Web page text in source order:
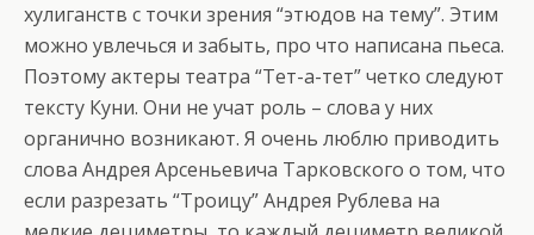
хулиганств с точки зрения “этюдов на тему”. Этим
можно увлечься и забыть, про что написана пьеса.
Поэтому актеры театра “Тет-а-тет” четко следуют
тексту Куни. Они не учат роль – слова у них
органично возникают. Я очень люблю приводить
слова Андрея Арсеньевича Тарковского о том, что
если разрезать “Троицу” Андрея Рублева на